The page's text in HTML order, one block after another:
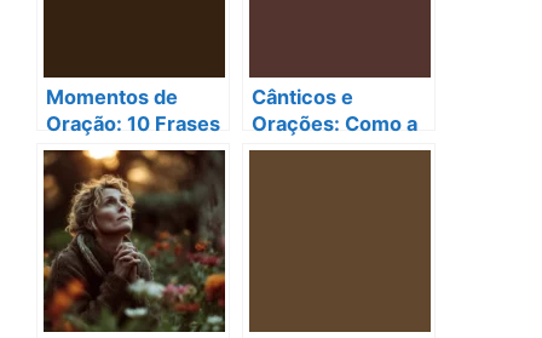
Momentos de
Oração: 10 Frases
Católicas que
Transformam Seu
Coração e
Fortalecem Sua Fé
Cânticos e
Orações: Como a
Música Eleva Sua